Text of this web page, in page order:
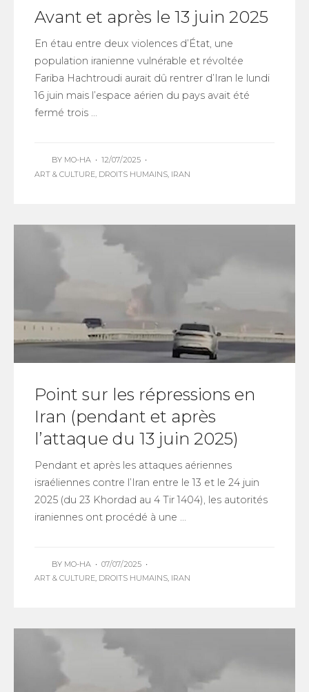
Avant et après le 13 juin 2025
En étau entre deux violences d’État, une
population iranienne vulnérable et révoltée
Fariba Hachtroudi aurait dû rentrer d’Iran le lundi
16 juin mais l’espace aérien du pays avait été
fermé trois ...
BY MO-HA • 12/07/2025 •
ART & CULTURE DROITS HUMAINS IRAN
Point sur les répressions en
Iran (pendant et après
l’attaque du 13 juin 2025)
Pendant et après les attaques aériennes
israéliennes contre l’Iran entre le 13 et le 24 juin
2025 (du 23 Khordad au 4 Tir 1404), les autorités
iraniennes ont procédé à une ...
BY MO-HA • 07/07/2025 •
ART & CULTURE DROITS HUMAINS IRAN